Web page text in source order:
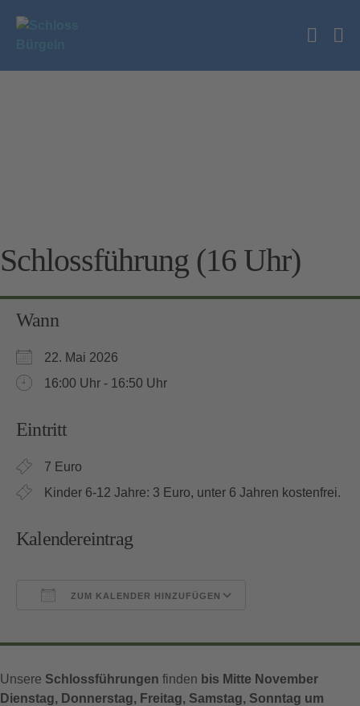
Inhalt
Schlossführung (16 Uhr)
Wann
22. Mai 2026
16:00 Uhr - 16:50 Uhr
Eintritt
7 Euro
Kinder 6-12 Jahre: 3 Euro, unter 6 Jahren kostenfrei.
Kalendereintrag
ZUM KALENDER HINZUFÜGEN
Unsere Schlossführungen finden bis Mitte November
Dienstag, Donnerstag, Freitag, Samstag, Sonntag um